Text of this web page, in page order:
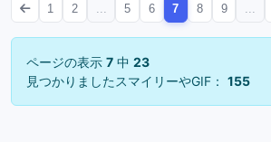
1 2 5 6 7 8 9
ページの表示 7 中 23
見つかりましたスマイリーやGIF： 155